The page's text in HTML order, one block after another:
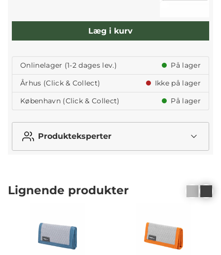
Læg i kurv
Onlinelager (1-2 dages lev.)
På lager
Århus (Click & Collect)
Ikke på lager
København (Click & Collect)
På lager
Produkteksperter
Lignende produkter